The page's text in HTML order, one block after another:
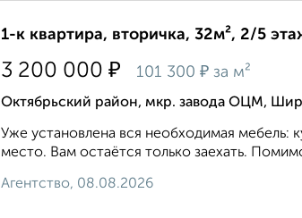
1-к квартира, вторичка, 32м², 2/5
3 200 000 ₽ 101 300 ₽ за м²
Октябрьский район, мкр. завода ОЦМ,
Уже установлена вся необходимая мебель:
место. Вам остаётся только заехать.
Агентство, 08.08.2026